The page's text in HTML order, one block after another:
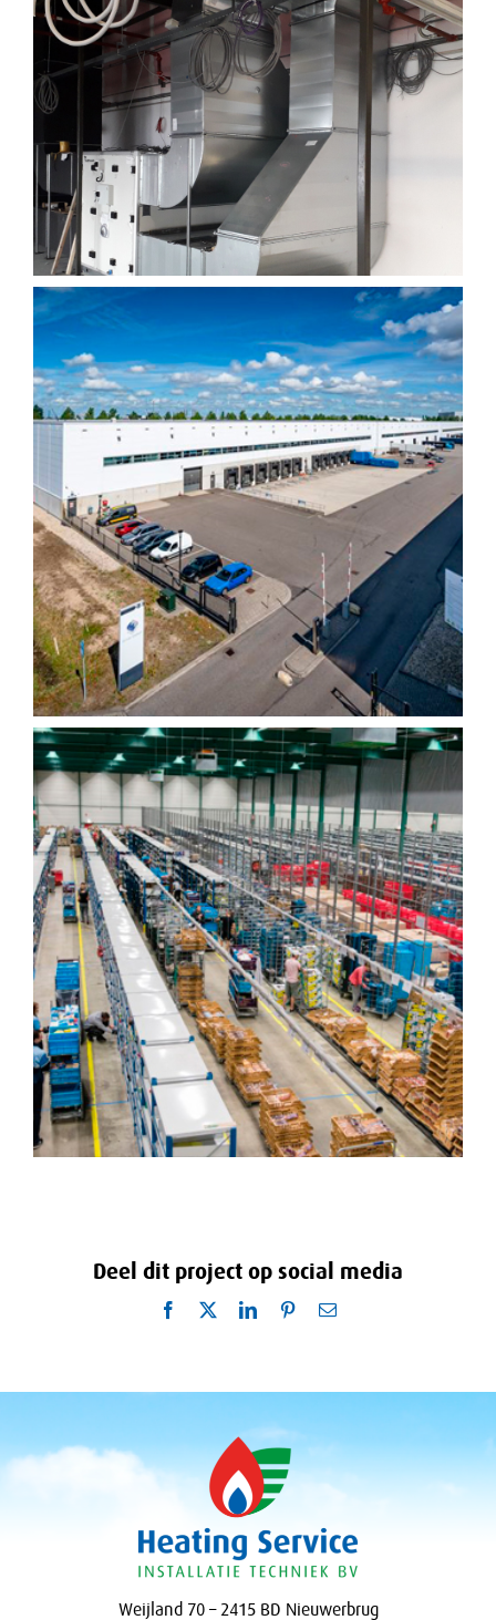
Deel dit project op social media
Facebook LinkedInPinterest
E-
Weijland 70 – 2415 BD Nieuwerbrug